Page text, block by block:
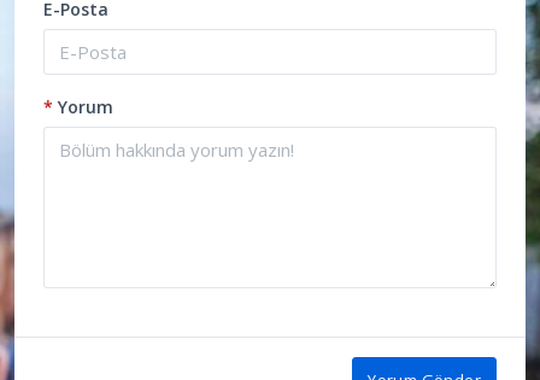
E-Posta
* Yorum